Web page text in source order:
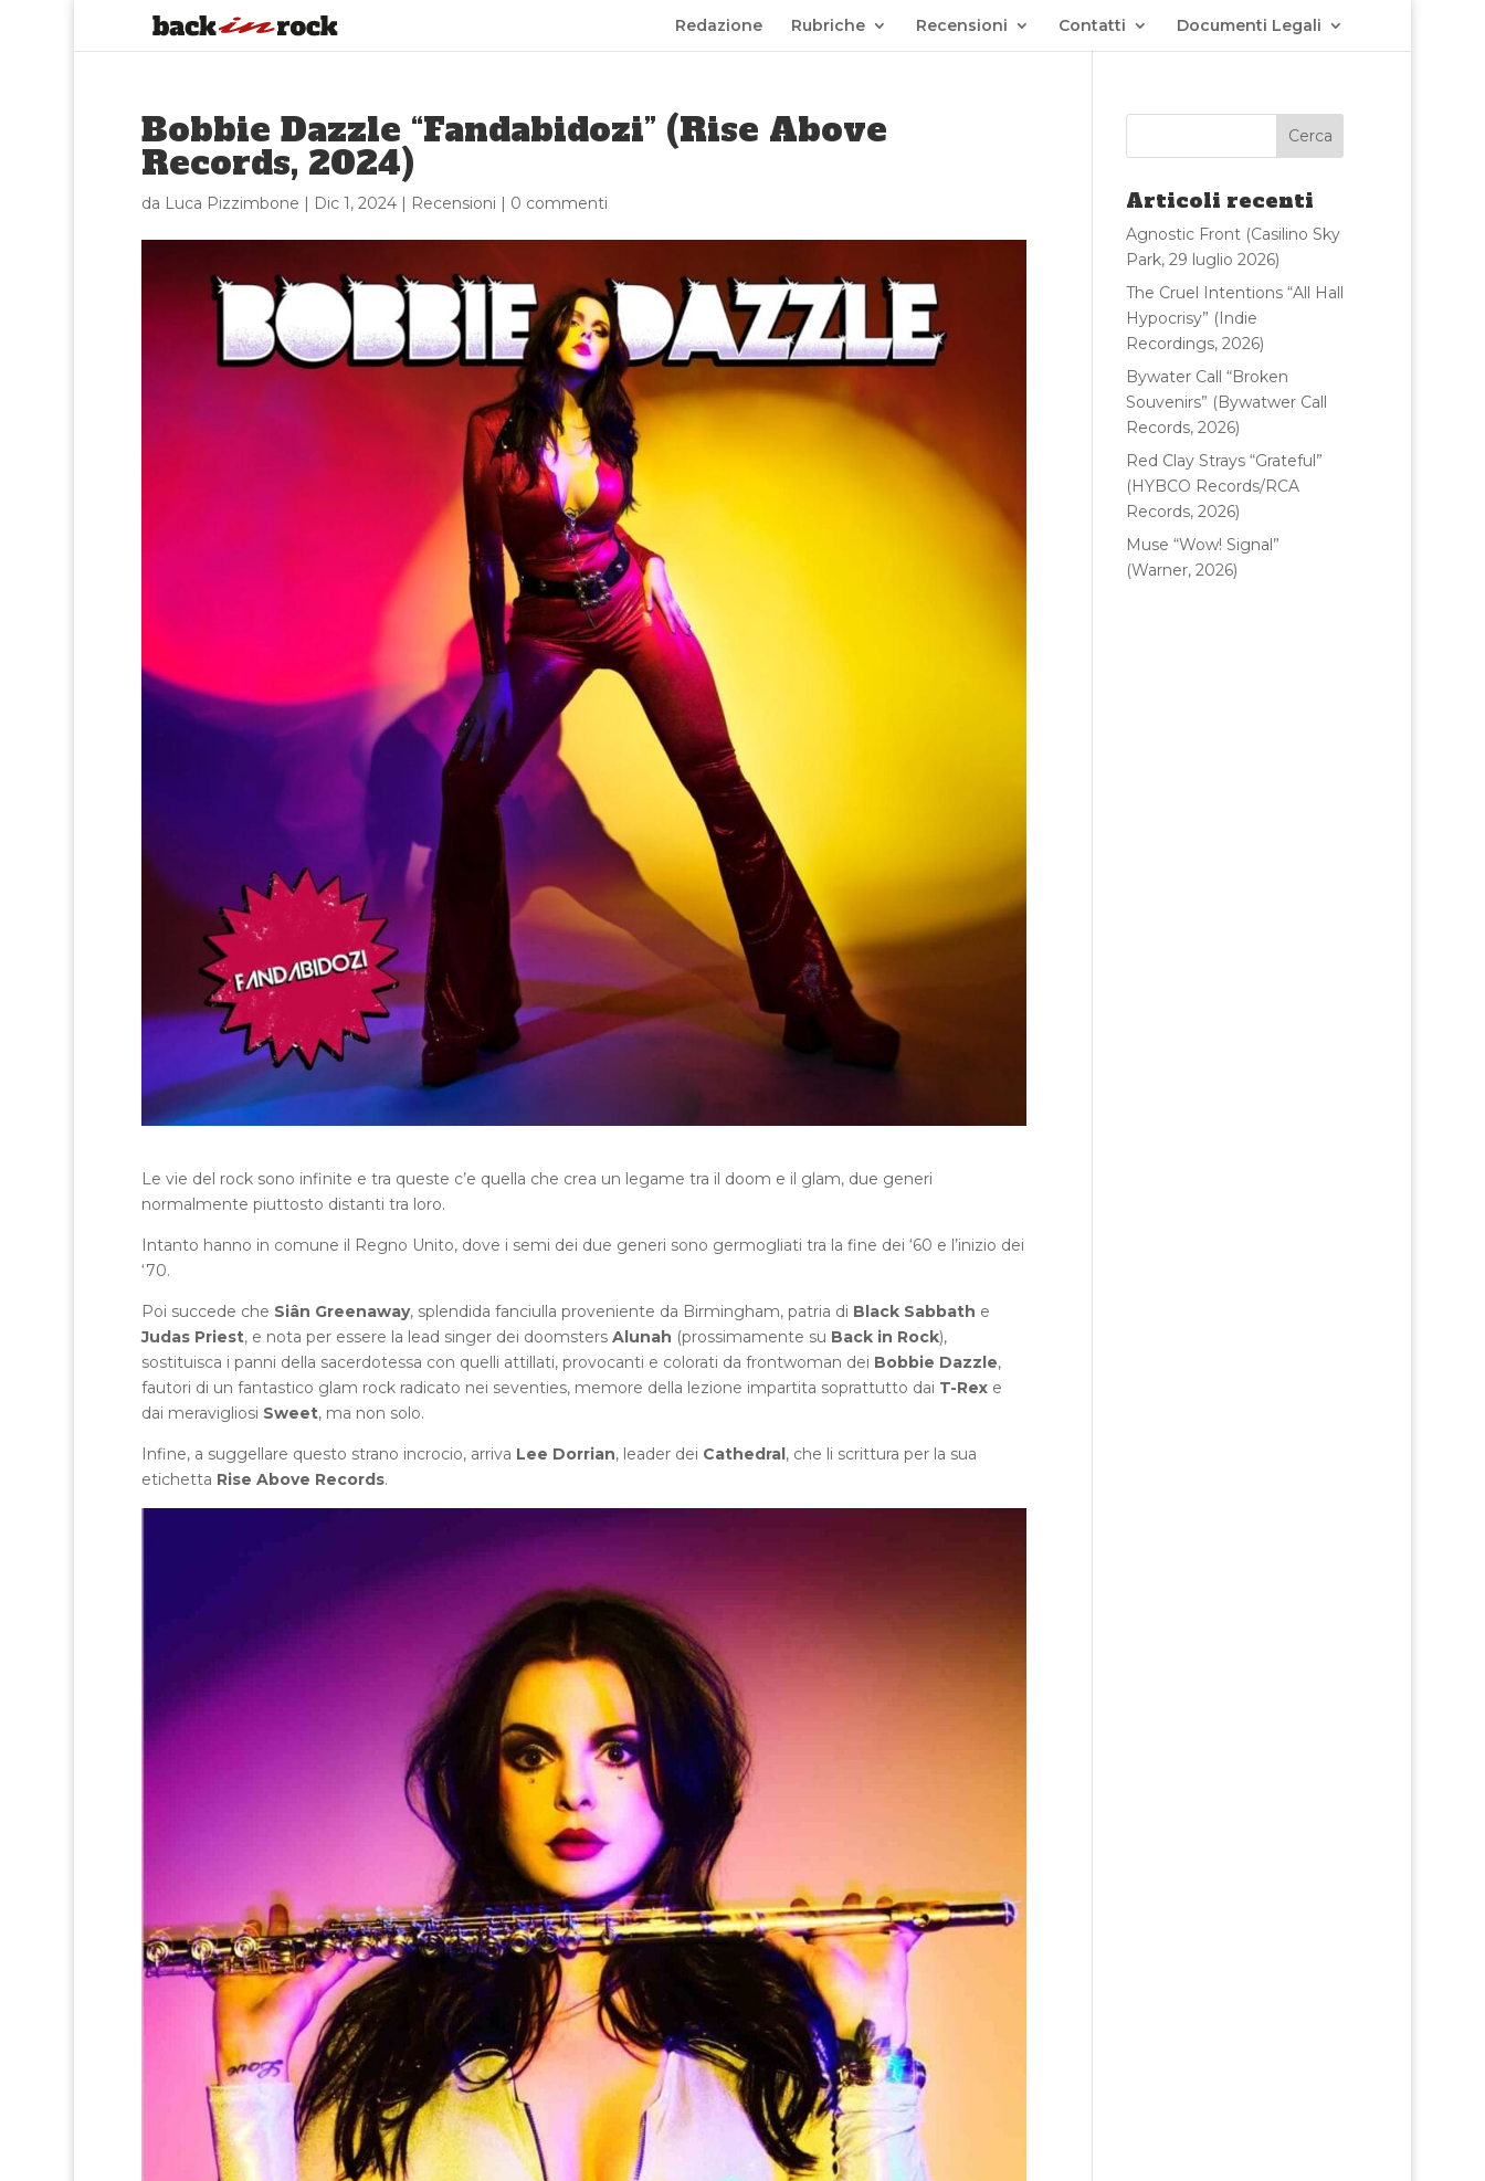
Redazione Rubriche Recensioni Contatti Documenti Legali
Bobbie Dazzle “Fandabidozi” (Rise Above
Records, 2024)
da Luca Pizzimbone | Dic 1, 2024| Recensioni | 0 commenti
Le vie del rock sono infinite e tra queste c’e quella che crea un legame tra il doom e il glam, due generi
normalmente piuttosto distanti tra loro.
Intanto hanno in comune il Regno Unito, dove i semi dei due generi sono germogliati tra la fine dei ‘60 e l’inizio dei
‘70.
Poi succede che Siân Greenaway, splendida fanciulla proveniente da Birmingham, patria di Black Sabbath e
Judas Priest, e nota per essere la lead singer dei doomsters Alunah (prossimamente su Back in Rock),
sostituisca i panni della sacerdotessa con quelli attillati, provocanti e colorati da frontwoman dei Bobbie Dazzle,
fautori di un fantastico glam rock radicato nei seventies, memore della lezione impartita soprattutto dai T-Rexe
dai meravigliosi Sweet, ma non solo.
Infine, a suggellare questo strano incrocio, arriva Lee Dorrian, leader dei Cathedral, che li scrittura per la sua
etichetta Rise Above Records.
Articoli recenti
Agnostic Front (Casilino Sky
Park, 29 luglio 2026)
The Cruel Intentions “All Hall
Hypocrisy” (Indie
Recordings, 2026)
Bywater Call “Broken
Souvenirs” (Bywatwer Call
Records, 2026)
Red Clay Strays “Grateful”
(HYBCO Records/RCA
Records, 2026)
Muse “Wow! Signal”
(Warner, 2026)